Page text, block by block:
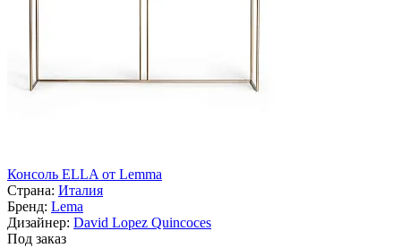
Консоль ELLA от Lemma
Страна: Италия
Бренд: Lema
Дизайнер: David Lopez Quincoces
Под заказ